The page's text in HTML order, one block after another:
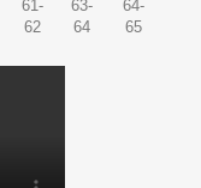
61-
62
63-
64
64-
65